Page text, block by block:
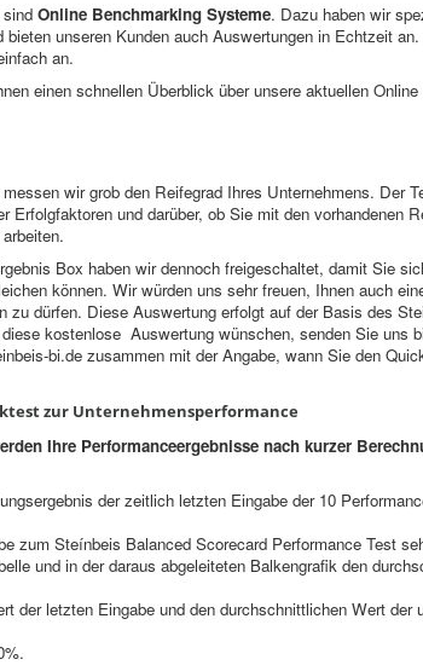
Online Benchmarking Systeme. Dazu haben wir
unseren Kunden auch Auswertungen in Echtzeit an.
an.
einen schnellen Überblick über unsere aktuellen Online
wir grob den Reifegrad Ihres Unternehmens. Der
Erfolgfaktoren und darüber, ob Sie mit den vorhandenen
Box haben wir dennoch freigeschaltet, damit Sie
können. Wir würden uns sehr freuen, Ihnen auch
zu dürfen. Diese Auswertung erfolgt auf der Basis des
kostenlose Auswertung wünschen, senden Sie uns
bi.de zusammen mit der Angabe, wann Sie den
zur Unternehmensperformance
Ihre Performanceergebnisse nach kurzer
der zeitlich letzten Eingabe der 10
zum Steínbeis Balanced Scorecard Performance Test
und in der daraus abgeleiteten Balkengrafik den
der letzten Eingabe und den durchschnittlichen Wert der